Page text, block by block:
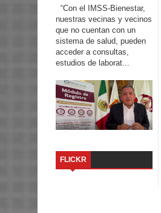
“Con el IMSS-Bienestar,
nuestras vecinas y vecinos
que no cuentan con un
sistema de salud, pueden
acceder a consultas,
estudios de laborat...
FLICKR